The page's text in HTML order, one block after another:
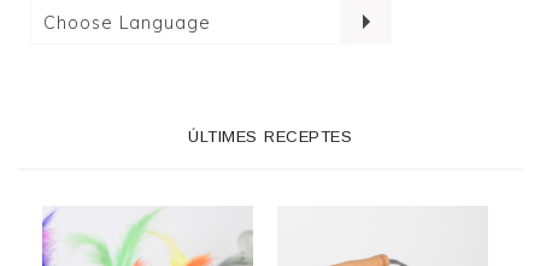
ÚLTIMES RECEPTES